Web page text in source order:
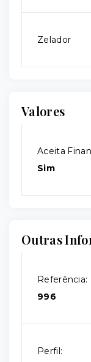
Zelador
Valores
Aceita
Sim
Outras
Referência:
996
Perfil: